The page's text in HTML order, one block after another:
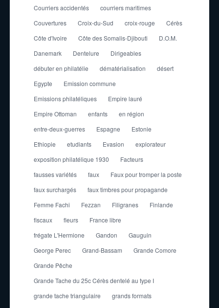
Courriers accidentés
courriers maritimes
Couvertures
Croix-du-Sud croix-rouge
Cérès
Côte d'Ivoire
Côte des Somalis-Djibouti
D.O.M.
Danemark
Dentelure
Dirigeables
débuter en philatélie
dématérialisation
désert
Egypte
Emission commune
Emissions philatéliques
Empire lauré
Empire Ottoman
enfants
en région
entre-deux-guerres
Espagne
Estonie
Ethiopie
etudiants Evasion
explorateur
exposition philatélique 1930
Facteurs
fausses variétés
faux
Faux pour tromper la poste
faux surchargés
faux timbres pour propagande
Femme Fachi
Fezzan Filigranes
Finlande
fiscaux
fleurs
France libre
frégate L'Hermione
Gandon
Gauguin
George Perec
Grand-Bassam
Grande Comore
Grande Pêche
Grande Tache du 25c Cérès dentelé au type I
grande tache triangulaire
grands formats